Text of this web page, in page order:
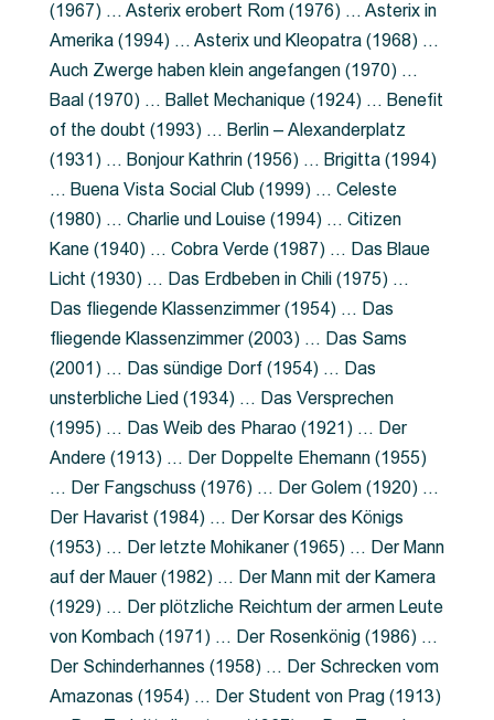
(1967) … Asterix erobert Rom (1976) … Asterix in
Amerika (1994) … Asterix und Kleopatra (1968) …
Auch Zwerge haben klein angefangen (1970) …
Baal (1970) … Ballet Mechanique (1924) … Benefit
of the doubt (1993) … Berlin – Alexanderplatz
(1931) … Bonjour Kathrin (1956) … Brigitta (1994)
… Buena Vista Social Club (1999) … Celeste
(1980) … Charlie und Louise (1994) … Citizen
Kane (1940) … Cobra Verde (1987) … Das Blaue
Licht (1930) … Das Erdbeben in Chili (1975) …
Das fliegende Klassenzimmer (1954) … Das
fliegende Klassenzimmer (2003) … Das Sams
(2001) … Das sündige Dorf (1954) … Das
unsterbliche Lied (1934) … Das Versprechen
(1995) … Das Weib des Pharao (1921) … Der
Andere (1913) … Der Doppelte Ehemann (1955)
… Der Fangschuss (1976) … Der Golem (1920) …
Der Havarist (1984) … Der Korsar des Königs
(1953) … Der letzte Mohikaner (1965) … Der Mann
auf der Mauer (1982) … Der Mann mit der Kamera
(1929) … Der plötzliche Reichtum der armen Leute
von Kombach (1971) … Der Rosenkönig (1986) …
Der Schinderhannes (1958) … Der Schrecken vom
Amazonas (1954) … Der Student von Prag (1913)